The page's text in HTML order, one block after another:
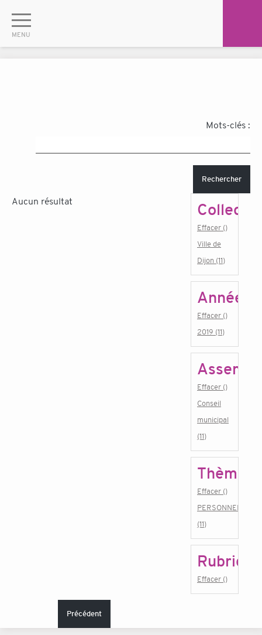
Mots-clés :
Rechercher
Aucun résultat
Effacer ()
Ville de
Dijon (11)
Année
Effacer ()
2019 (11)
Effacer ()
Conseil
municipal
(11)
Thème
Effacer ()
PERSONNEL
(11)
Rubrique
Effacer ()
Précédent